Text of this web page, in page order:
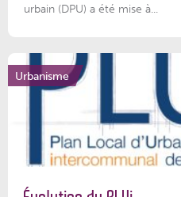
urbain (DPU) a été mise à...
Urbanisme